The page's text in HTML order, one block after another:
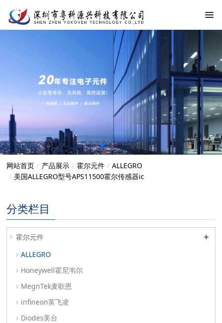
网站首页 产品展示 霍尔元件
ALLEGRO
美国ALLEGRO型号APS11500霍尔传感器ic
分类栏目
霍尔元件 +
ALLEGRO
Honeywell霍尼韦尔
MegnTek麦歌恩
infineon英飞凌
Diodes美台